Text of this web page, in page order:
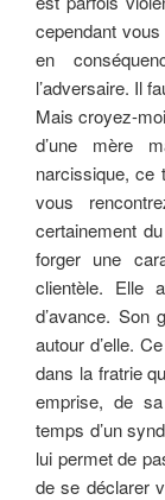
cependant
en
l’adversaire. Il
Mais croyez-
d’une mère
narcissique, ce
vous
certainement
forger une
clientèle. Elle
d’avance. Son
autour d’elle.
dans la fratrie
emprise, de
temps d’un
lui permet de
de se déclarer